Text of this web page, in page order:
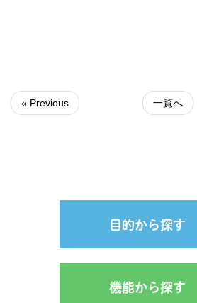
« Previous 一覧へ
目的から探す
機能から探す